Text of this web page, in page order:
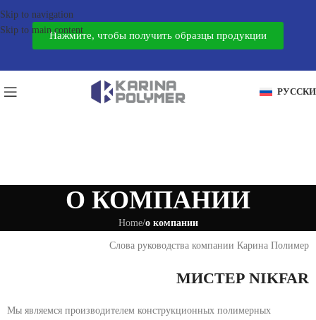
Skip to navigation
Skip to main contentНажмите, чтобы получить образцы продукции
О КОМПАНИИ
Home/о компании
Слова руководства компании Карина Полимер
МИСТЕР NIKFAR
Мы являемся производителем конструкционных полимерных